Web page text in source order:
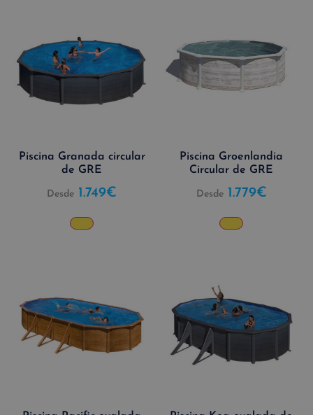
Piscina Granada circular
de GRE
Desde 1.749€
Piscina Groenlandia
Circular de GRE
Desde 1.779€